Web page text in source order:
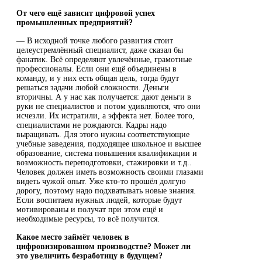
От чего ещё зависит цифровой успех
промышленных предприятий?
— В исходной точке любого развития стоит
целеустремлённый специалист, даже сказал бы
фанатик. Всё определяют увлечённые, грамотные
профессионалы. Если они ещё объединены в
команду, и у них есть общая цель, тогда будут
решаться задачи любой сложности. Деньги
вторичны. А у нас как получается: дают деньги в
руки не специалистов и потом удивляются, что они
исчезли. Их истратили, а эффекта нет. Более того,
специалистами не рождаются. Кадры надо
выращивать. Для этого нужны соответствующие
учебные заведения, подходящее школьное и высшее
образование, система повышения квалификации и
возможность переподготовки, стажировки и т.д..
Человек должен иметь возможность своими глазами
видеть чужой опыт. Уже кто-то прошёл долгую
дорогу, поэтому надо подхватывать новые знания.
Если воспитаем нужных людей, которые будут
мотивированы и получат при этом ещё и
необходимые ресурсы, то всё получится.
Какое место займёт человек в
цифровизированном производстве? Может ли
это увеличить безработицу в будущем?